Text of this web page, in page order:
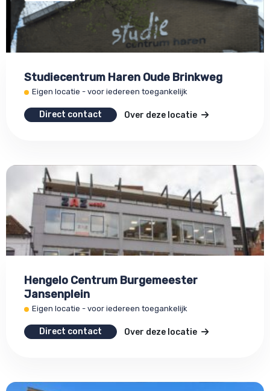
Studiecentrum Haren Oude Brinkweg
Eigen locatie - voor iedereen toegankelijk
Direct contact Over deze locatie
Hengelo Centrum Burgemeester
Jansenplein
Eigen locatie - voor iedereen toegankelijk
Direct contact Over deze locatie